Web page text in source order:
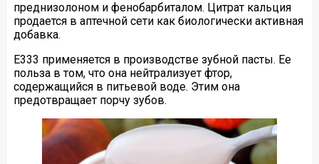
преднизолоном и фенобарбиталом. Цитрат кальция
продается в аптечной сети как биологически активная
добавка.
Е333 применяется в производстве зубной пасты. Ее
польза в том, что она нейтрализует фтор,
содержащийся в питьевой воде. Этим она
предотвращает порчу зубов.